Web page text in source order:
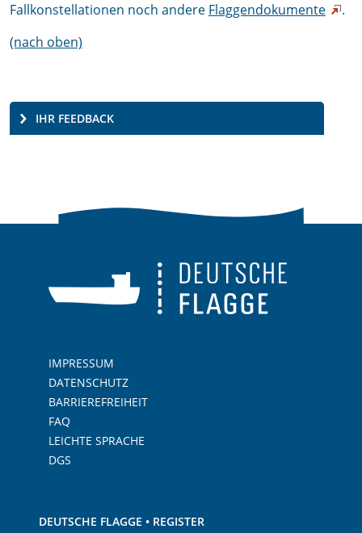
Fallkonstellationen noch andere Flaggendokumente
.
(nach oben)
IHR FEEDBACK
IMPRESSUM
DATENSCHUTZ
BARRIEREFREIHEIT
FAQ
LEICHTE SPRACHE
DGS
DEUTSCHE FLAGGE • REGISTER